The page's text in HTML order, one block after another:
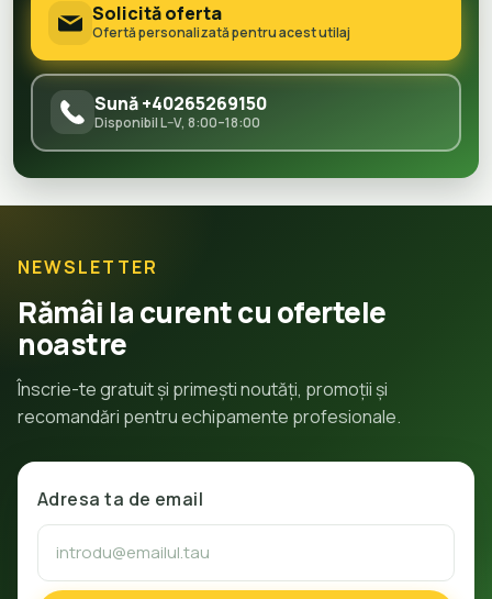
Solicită oferta
Ofertă personalizată pentru acest utilaj
Sună +40265269150
Disponibil L–V, 8:00–18:00
NEWSLETTER
Rămâi la curent cu ofertele
noastre
Înscrie-te gratuit și primești noutăți, promoții și
recomandări pentru echipamente profesionale.
Adresa ta de email